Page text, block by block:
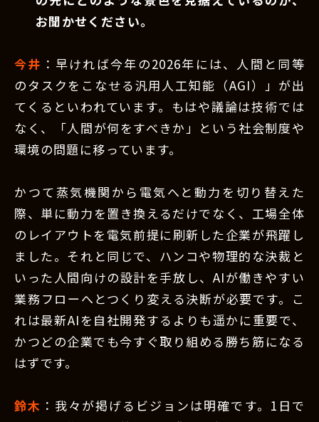
お聞かせください。
今井 ：早ければ今年の2026年には、人間と同等
のタスクをこなせる汎用人工知能（AGI）」が出
てくるといわれています。もはや議論は技術では
なく、「人間が何をすべきか」という社会制度や
環境の問題に移っています。
かつて蒸気機関から電気へと動力を切り替えた
際、単に動力を置き換えるだけでなく、工場全体
のレイアウトを電気前提に刷新した企業が飛躍し
ました。それと同じで、ハンコや物理的な決裁と
いった人間向けの設計を手放し、AIが働きやすい
業務フローへとつくり変える決断が必要です。こ
れは最新AIを自社開発するよりも遥かに重要で、
かつどの企業でも今すぐ取り組める勝ち筋になる
はずです。
鈴木 ：我々が掲げるビジョンは明確です。1日で